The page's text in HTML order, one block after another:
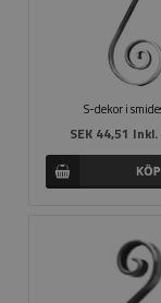
S-dekor i
SEK 44,51